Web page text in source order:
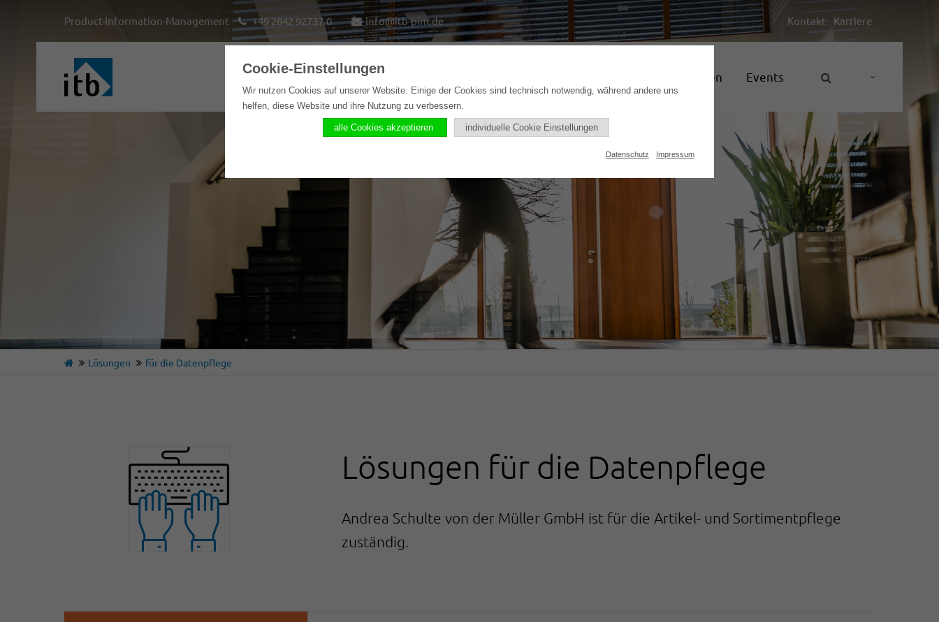
Kontakt Karriere
Product-Information-Management +49 2842 92737-0 info@itb-pim.de
Home Lösungen Unternehmen Events
Lösungen für die Datenpflege
Lösungen für die Datenpflege
Andrea Schulte von der Müller GmbH ist für die Artikel- und Sortimentpflege
zuständig.
Cookie-Einstellungen
Wir nutzen Cookies auf unserer Website. Einige der Cookies sind technisch notwendig, während andere uns
helfen, diese Website und ihre Nutzung zu verbessern.
alle Cookies akzeptieren individuelle Cookie Einstellungen
Datenschutz Impressum